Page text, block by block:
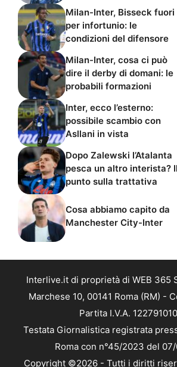
Milan-Inter, Bisseck fuori
per infortunio: le
condizioni del difensore
Milan-Inter, cosa ci può
dire il derby di domani: le
probabili formazioni
Inter, ecco l’esterno:
possibile scambio con
Asllani in vista
Dopo Zalewski l’Atalanta
pesca un altro interista? Il
punto sulla trattativa
Cosa abbiamo capito da
Manchester City-Inter
Interlive.it di proprietà di WEB 365
Marchese 10, 00141 Roma (RM) -
Partita I.V.A.
Testata Giornalistica registrata
Roma con n°45/2023 del
Copyright ©2026 - Tutti i diritti